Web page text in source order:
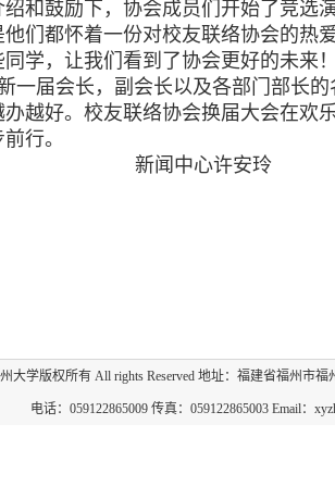
和鼓励下，协会成员们开始了竞选
们都怀着一份对校友联络协会的热
学，让我们看到了协会更好的未来！
一届会长，副会长以及各部门部长
越好。 校友联络协会换届大会在欢
行。
许安玲
大学版权所有 All rights Reserved 地址：福建省福州市
电话：059122865009 传真：059122865003 Email：